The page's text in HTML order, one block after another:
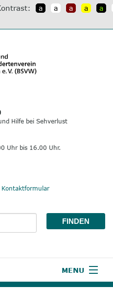
a a a a a
Hilfe bei Sehverlust
Uhr bis 16.00 Uhr.
Kontaktformular
MENU